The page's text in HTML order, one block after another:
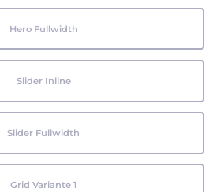
Hero Fullwidth
Slider Inline
Slider Fullwidth
Grid Variante 1